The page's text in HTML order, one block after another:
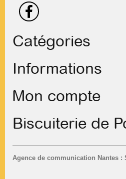
Catégories
Informations
Agence de communication Nantes :
Mon compte
Biscuiterie de